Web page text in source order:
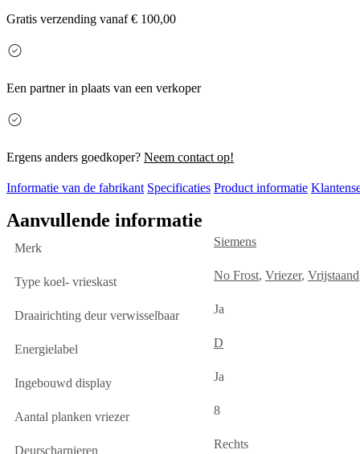
Gratis verzending vanaf € 100,00
Een partner in plaats van een verkoper
Ergens anders goedkoper? Neem contact op!
Informatie van de fabrikant Specificaties Product informatie
Aanvullende informatie
Merk Siemens
Type koel- vrieskast No Frost, Vriezer, Vrijstaand
Draairichting deur verwisselbaar Ja
Energielabel D
Ingebouwd display Ja
Aantal planken vriezer 8
Deurscharnieren Rechts